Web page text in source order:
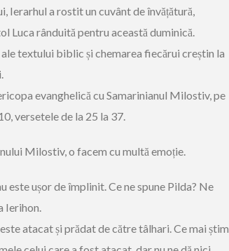
a rostit un cuvânt de învățătură,
Luca rânduită pentru această duminică.
textului biblic și chemarea fiecărui creștin la
evanghelică cu Samarinianul Milostiv, pe
versetele de la 25 la 37.
Milostiv, o facem cu multă emoție.
este ușor de împlinit. Ce ne spune Pilda? Ne
Ierihon.
atacat și prădat de către tâlhari. Ce mai știm